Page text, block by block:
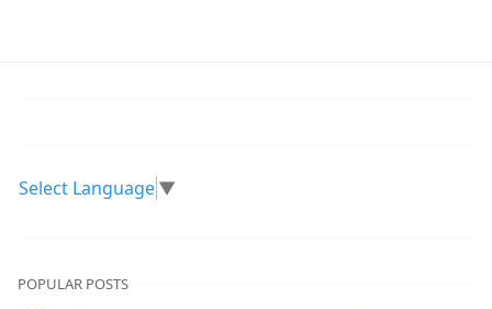
Select Language▼
POPULAR POSTS